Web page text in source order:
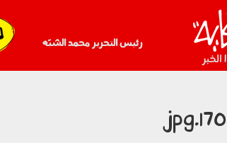
رئيس التحرير محمد الشبّه